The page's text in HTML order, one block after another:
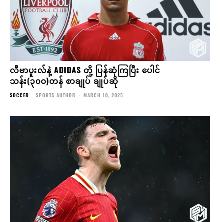
လီဗာပူးလ်နဲ့ ADIDAS တို့ ပြန်ဆုံကြပြီး ပေါင်
သန်း(၃၀၀)တန် စာချုပ် ချုပ်ဆို
SOCCER SPORTS AUTHOR - MARCH 10, 2025